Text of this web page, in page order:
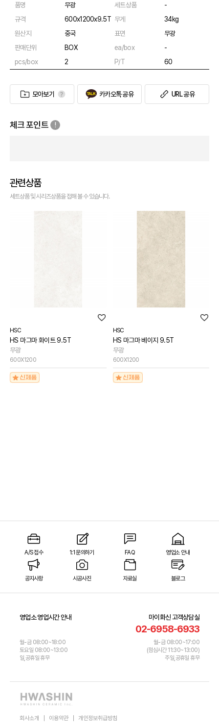
품명
무광 세트상품
-
규격
600x1200x9.5T 무게
34kg
원산지
중국 표면
무광
판매단위
BOX ea/box
-
pcs/box
2 P/T 60
모아보기 카카오톡 공유 URL 공유
체크 포인트
관련상품
세트상품 및 시리즈상품을 접해 볼 수 있습니다.
HSC
HS 마그마 화이트 9.5T
무광
600X1200
HSC
HS 마그마 베이지 9.5T
무광
600X1200
A/S 접수 1:1 문의하기 FAQ 영업소 안내
공지사항 시공사진 자료실 블로그
영업소 영업시간 안내
월-금 08:00~18:00
토요일 08:00~13:00
일,공휴일 휴무
마이화신 고객상담실
02-6958-6933
월-금 08:00~17:00
(점심시간 11:30~13:00)
주일,공휴일 휴무
회사소개 이용약관 개인정보취급방침